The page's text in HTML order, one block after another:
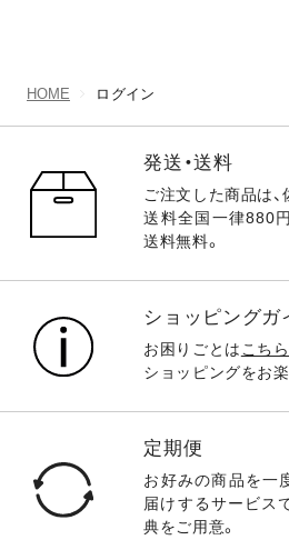
HOME ログイン
発送・送料
ご注文した商品は、
送料全国一律880
送料無料。
ショッピングガ
お困りごとはこちら
ショッピングをお
定期便
お好みの商品を一
届けするサービス
典をご用意。